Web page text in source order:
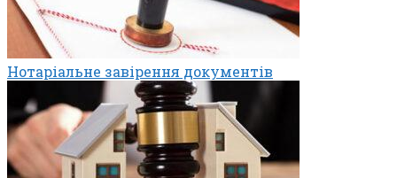
Нотаріальне завірення документів